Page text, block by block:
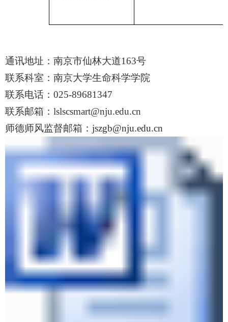
通讯地址：南京市仙林大道163号
联系科室：南京大学生命科学学院
联系电话： 025-89681347
联系邮箱： lslscsmart@nju.edu.cn
师德师风监督邮箱： jszgb@nju.edu.cn